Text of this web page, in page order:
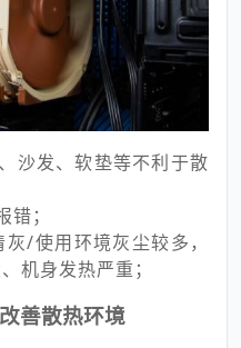
沙发、软垫等不利于散
；
/使用环境灰尘较多，
机身发热严重；
善散热环境